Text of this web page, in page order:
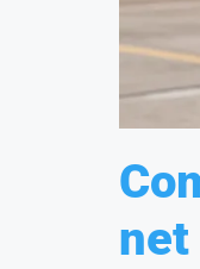
net